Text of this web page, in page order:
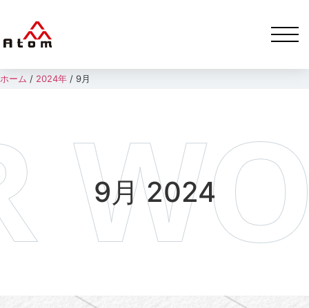
ホーム / 2024年 / 9月
9月 2024